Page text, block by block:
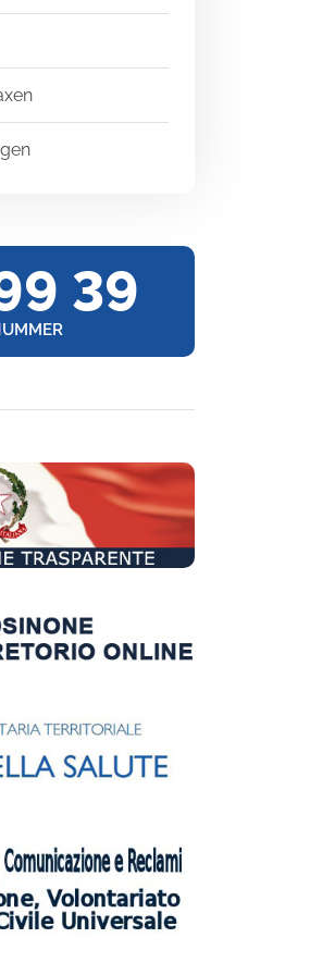
39